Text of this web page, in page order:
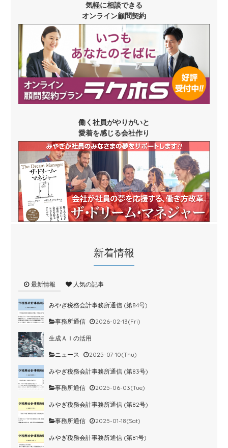
気軽に相談できる
オンライン顧問契約
働く社員がやりがいと
愛着を感じる会社作り
新着情報
最新情報 人気の記事
みやぎ税務会計事務所通信 (第84号)
事務所通信 2026-02-13(Fri)
生成ＡＩの活用
ニュース 2025-07-10(Thu)
みやぎ税務会計事務所通信 (第83号)
事務所通信 2025-06-03(Tue)
みやぎ税務会計事務所通信 (第82号)
事務所通信 2025-01-18(Sat)
みやぎ税務会計事務所通信 (第81号)